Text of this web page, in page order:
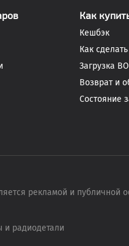
Как
Кешбэк
Как
Загрузка
Возврат и
Состояние
рекламой и публичной
радиодетали